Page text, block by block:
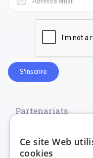
Partenariats
Ce site Web
cookies